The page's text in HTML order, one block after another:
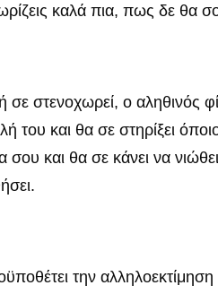
καλά πια, πως δε θα
σε στενοχωρεί, ο αληθινός
και θα σε στηρίξει
και θα σε κάνει να
την